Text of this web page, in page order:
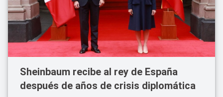
Sheinbaum recibe al rey de España
después de años de crisis diplomática